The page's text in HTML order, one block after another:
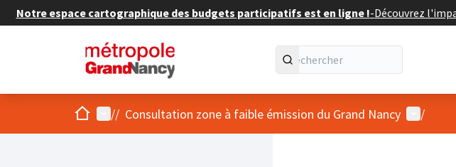
Notre espace cartographique des budgets participatifs est en ligne !-Découvrez
AccueilMenu principal
// Consultation zone à faible émission du Grand Nancy Menu
/